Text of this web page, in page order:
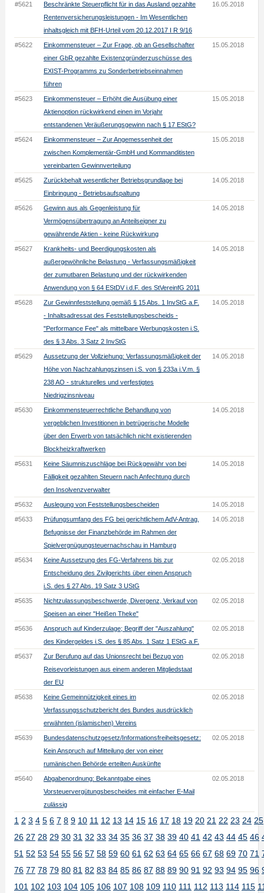
#5621
Beschränkte Steuerpflicht für in das Ausland gezahlte
Rentenversicherungsleistungen - Im Wesentlichen
inhaltsgleich mit BFH-Urteil vom 20.12.2017 I R 9/16
16.05.2018
#5622
Einkommensteuer – Zur Frage, ob an Gesellschafter
einer GbR gezahlte Existenzgründerzuschüsse des
EXIST-Programms zu Sonderbetriebseinnahmen
führen
15.05.2018
#5623
Einkommensteuer – Erhöht die Ausübung einer
Aktienoption rückwirkend einen im Vorjahr
entstandenen Veräußerungsgewinn nach § 17 EStG?
15.05.2018
#5624
Einkommensteuer – Zur Angemessenheit der
zwischen Komplementär-GmbH und Kommanditisten
vereinbarten Gewinnverteilung
15.05.2018
#5625
Zurückbehalt wesentlicher Betriebsgrundlage bei
Einbringung - Betriebsaufspaltung
14.05.2018
#5626
Gewinn aus als Gegenleistung für
Vermögensübertragung an Anteilseigner zu
gewährende Aktien - keine Rückwirkung
14.05.2018
#5627
Krankheits- und Beerdigungskosten als
außergewöhnliche Belastung - Verfassungsmäßigkeit
der zumutbaren Belastung und der rückwirkenden
Anwendung von § 64 EStDV i.d.F. des StVereinfG 2011
14.05.2018
#5628
Zur Gewinnfeststellung gemäß § 15 Abs. 1 InvStG a.F.
- Inhaltsadressat des Feststellungsbescheids -
"Performance Fee" als mittelbare Werbungskosten i.S.
des § 3 Abs. 3 Satz 2 InvStG
14.05.2018
#5629
Aussetzung der Vollziehung: Verfassungsmäßigkeit der
Höhe von Nachzahlungszinsen i.S. von § 233a i.V.m. §
238 AO - strukturelles und verfestigtes
Niedrigzinsniveau
14.05.2018
#5630
Einkommensteuerrechtliche Behandlung von
vergeblichen Investitionen in betrügerische Modelle
über den Erwerb von tatsächlich nicht existierenden
Blockheizkraftwerken
14.05.2018
#5631
Keine Säumniszuschläge bei Rückgewähr von bei
Fälligkeit gezahlten Steuern nach Anfechtung durch
den Insolvenzverwalter
14.05.2018
#5632 Auslegung von Feststellungsbescheiden 14.05.2018
#5633
Prüfungsumfang des FG bei gerichtlichem AdV-Antrag,
Befugnisse der Finanzbehörde im Rahmen der
Spielvergnügungsteuernachschau in Hamburg
14.05.2018
#5634
Keine Aussetzung des FG-Verfahrens bis zur
Entscheidung des Zivilgerichts über einen Anspruch
i.S. des § 27 Abs. 19 Satz 3 UStG
02.05.2018
#5635
Nichtzulassungsbeschwerde, Divergenz, Verkauf von
Speisen an einer "Heißen Theke"
02.05.2018
#5636
Anspruch auf Kinderzulage; Begriff der "Auszahlung"
des Kindergeldes i.S. des § 85 Abs. 1 Satz 1 EStG a.F.
02.05.2018
#5637
Zur Berufung auf das Unionsrecht bei Bezug von
Reisevorleistungen aus einem anderen Mitgliedstaat
der EU
02.05.2018
#5638
Keine Gemeinnützigkeit eines im
Verfassungsschutzbericht des Bundes ausdrücklich
erwähnten (islamischen) Vereins
02.05.2018
#5639
Bundesdatenschutzgesetz/Informationsfreiheitsgesetz:
Kein Anspruch auf Mitteilung der von einer
rumänischen Behörde erteilten Auskünfte
02.05.2018
#5640
Abgabenordnung: Bekanntgabe eines
Vorsteuervergütungsbescheides mit einfacher E-Mail
zulässig
02.05.2018
1 2 3 4 5 6 7 8 9 10 11 12 13 14 15 16 17 18 19 20 21 22 23 24 25
26 27 28 29 30 31 32 33 34 35 36 37 38 39 40 41 42 43 44 45 46
51 52 53 54 55 56 57 58 59 60 61 62 63 64 65 66 67 68 69 70 71
76 77 78 79 80 81 82 83 84 85 86 87 88 89 90 91 92 93 94 95 96
101 102 103 104 105 106 107 108 109 110 111 112 113 114 115